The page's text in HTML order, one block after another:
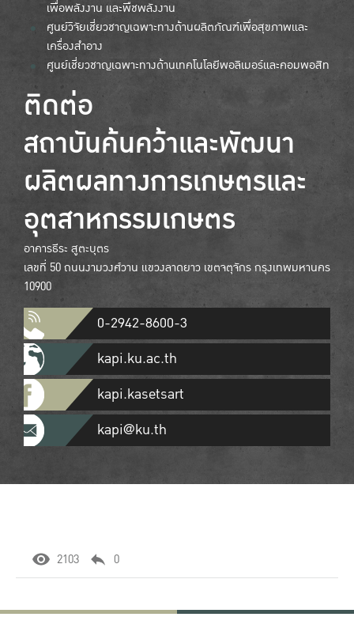
เพื่อพลังงาน และพืชพลังงาน
ศูนย์วิจัยเชี่ยวชาญเฉพาะทางด้านผลิตภัณฑ์เพื่อสุขภาพและ
เครื่องสำอาง
ศูนย์เชี่ยวชาญเฉพาะทางด้านเทคโนโลยีพอลิเมอร์และคอมพอสิท
ติดต่อ
สถาบันค้นคว้าและพัฒนา
ผลิตผลทางการเกษตรและ
อุตสาหกรรมเกษตร
อาคารธีระ สูตะบุตร
เลขที่ 50 ถนนงามวงศ์วาน แขวงลาดยาว เขตจตุจักร กรุงเทพมหานคร
10900
0-2942-8600-3
kapi.ku.ac.th
kapi.kasetsart
kapi@ku.th
2103 0